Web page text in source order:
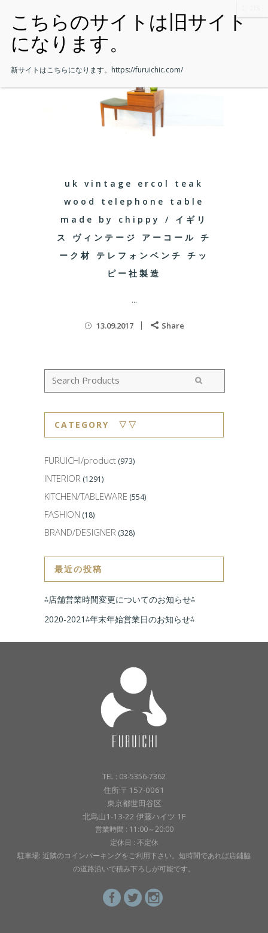
uk vintage ercol teak
wood telephone table
made by chippy / イギリ
ス ヴィンテージ アーコール チ
ーク材 テレフォンベンチ チッ
ピー社製造
...
13.09.2017 Share
CATEGORY ▽▽
FURUICHI/product (973)
INTERIOR (1291)
KITCHEN/TABLEWARE (554)
FASHION (18)
BRAND/DESIGNER (328)
最近の投稿
⁂店舗営業時間変更についてのお知らせ⁂
2020-2021⁂年末年始営業日のお知らせ⁂
TEL : 03-5356-7362
住所:〒157-0061
東京都世田谷区
北烏山1-13-22 伊藤ハイツ 1F
営業時間 : 11:00～20:00
定休日 : 不定休
駐車場: 近隣のコインパーキングをご利用下さい。短時間であれば店鋪脇
の道路沿いで積み下ろしが可能です。
新サイトはこちらになります。 https://furuichic.com/